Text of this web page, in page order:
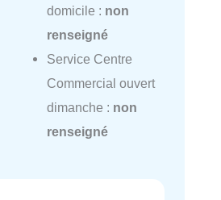
domicile : non
renseigné
Service Centre
Commercial ouvert
dimanche : non
renseigné